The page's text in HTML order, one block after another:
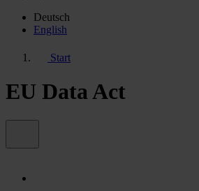
Deutsch
English
Start
EU Data Act